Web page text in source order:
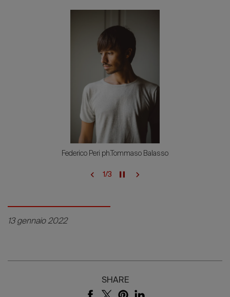
Federico Peri ph.Tommaso Balasso
1/3
13 gennaio 2022
SHARE